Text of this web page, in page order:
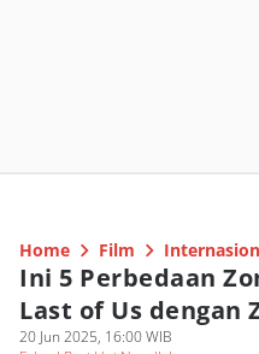
Home Film
Ini 5 Perbedaan
Last of Us dengan
20 Jun 2025, 16:00 WIB